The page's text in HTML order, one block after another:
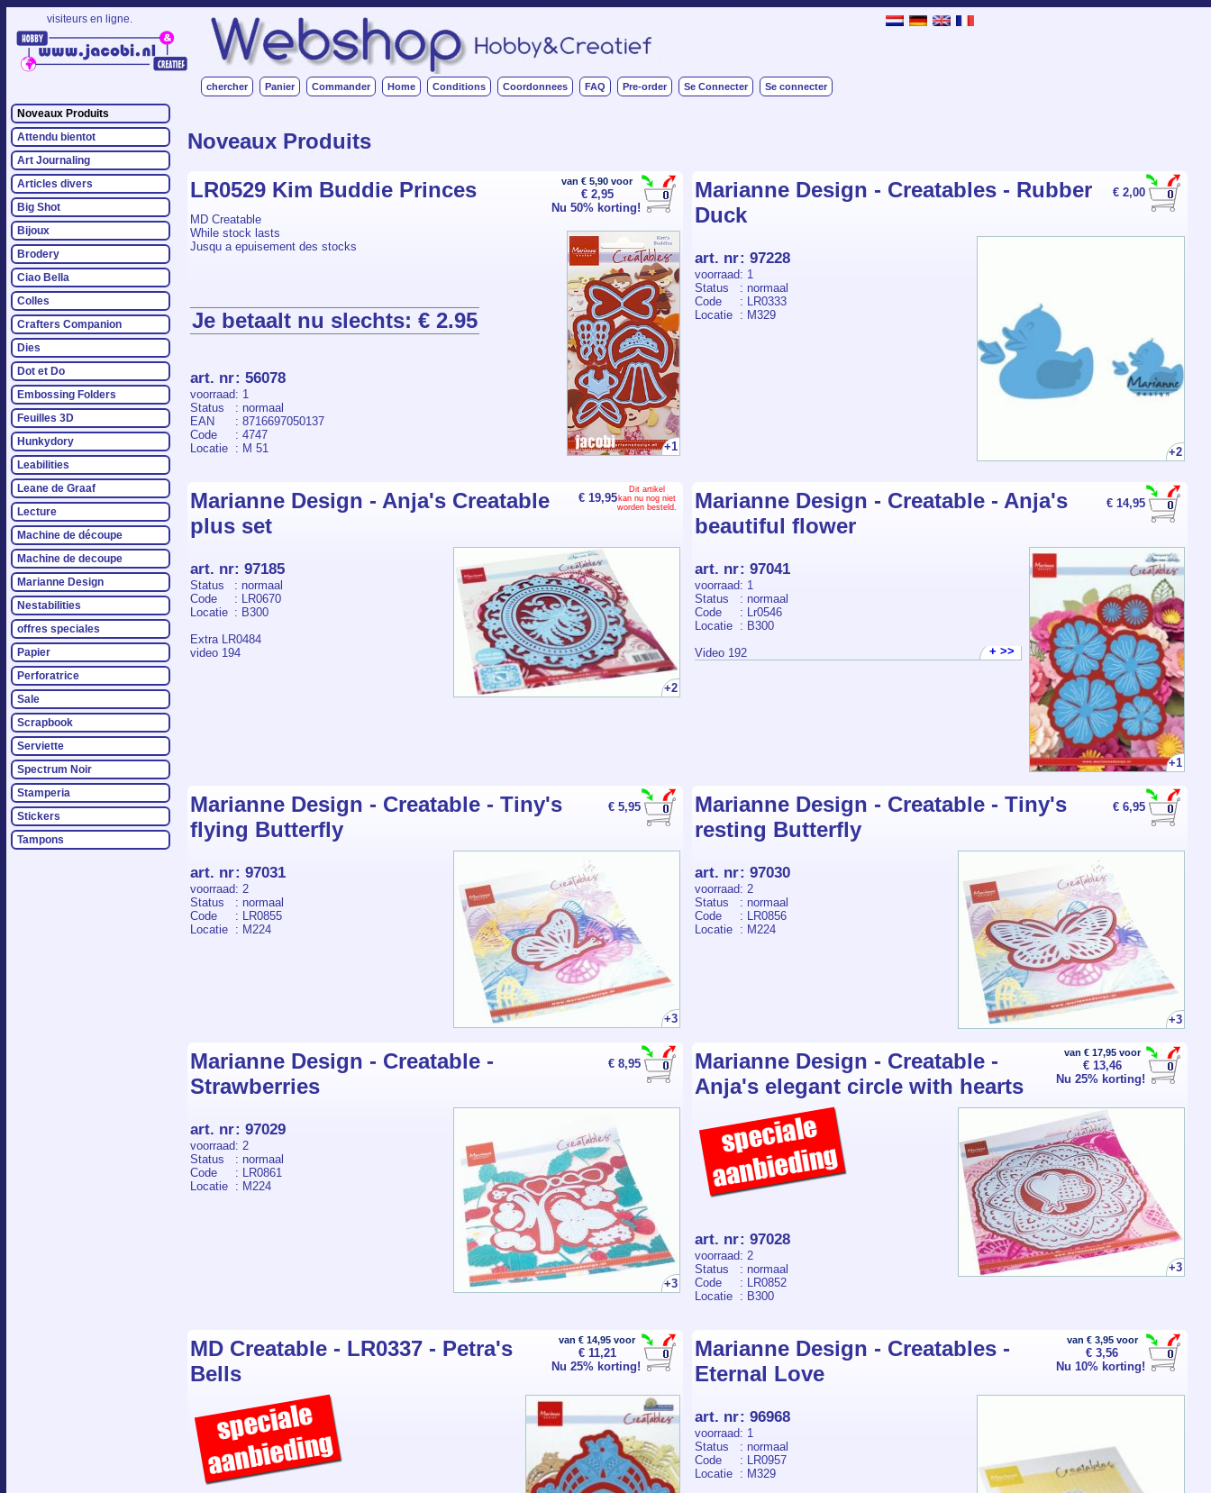
visiteurs en ligne.
chercher Panier Commander Home Conditions Coordonnees FAQ Pre-order Se Connecter Se connecter
Noveaux Produits
Attendu bientot
Art Journaling
Articles divers
Big Shot
Bijoux
Brodery
Ciao Bella
Colles
Crafters Companion
Dies
Dot et Do
Embossing Folders
Feuilles 3D
Hunkydory
Leabilities
Leane de Graaf
Lecture
Machine de découpe
Machine de decoupe
Marianne Design
Nestabilities
offres speciales
Papier
Perforatrice
Sale
Scrapbook
Serviette
Spectrum Noir
Stamperia
Stickers
Tampons
Noveaux Produits
van € 5,90 voor
€ 2,95
Nu 50% korting!
LR0529 Kim Buddie Princes
MD Creatable
+1
While stock lasts
Jusqu a epuisement des stocks
Je betaalt nu slechts: € 2.95
art. nr: 56078
voorraad: 1
Status
: normaal
EAN
: 8716697050137
Code
: 4747
Locatie
: M 51
€ 2,00
Marianne Design - Creatables - Rubber
Duck
+2
art. nr: 97228
voorraad: 1
Status
: normaal
Code
: LR0333
Locatie
: M329
€ 19,95
Dit artikel
kan nu nog niet
worden besteld.
Marianne Design - Anja's Creatable
plus set
+2
art. nr: 97185
Status
: normaal
Code
: LR0670
Locatie : B300
Extra LR0484
video 194
€ 14,95
Marianne Design - Creatable - Anja's
beautiful flower
+1
art. nr: 97041
voorraad: 1
Status
: normaal
Code
: Lr0546
Locatie
: B300
Video 192
+ >>
€ 5,95
Marianne Design - Creatable - Tiny's
flying Butterfly
+3
art. nr: 97031
voorraad: 2
Status
: normaal
Code
: LR0855
Locatie
: M224
€ 6,95
Marianne Design - Creatable - Tiny's
resting Butterfly
+3
art. nr: 97030
voorraad: 2
Status
: normaal
Code
: LR0856
Locatie
: M224
€ 8,95
Marianne Design - Creatable -
Strawberries
+3
art. nr: 97029
voorraad: 2
Status
: normaal
Code
: LR0861
Locatie
: M224
van € 17,95 voor
€ 13,46
Nu 25% korting!
Marianne Design - Creatable -
Anja's elegant circle with hearts
+3
art. nr: 97028
voorraad: 2
Status
: normaal
Code
: LR0852
Locatie
: B300
van € 14,95 voor
€ 11,21
Nu 25% korting!
MD Creatable - LR0337 - Petra's
Bells
van € 3,95 voor
€ 3,56
Nu 10% korting!
Marianne Design - Creatables -
Eternal Love
art. nr: 96968
voorraad: 1
Status
: normaal
Code
: LR0957
Locatie
: M329